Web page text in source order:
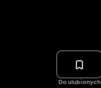
Do ulubionych